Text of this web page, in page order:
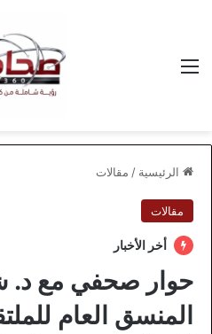
الرئيسية / مقالات
مقالات
أخر الأخبار
حوار صحفي مع
المنسق العام